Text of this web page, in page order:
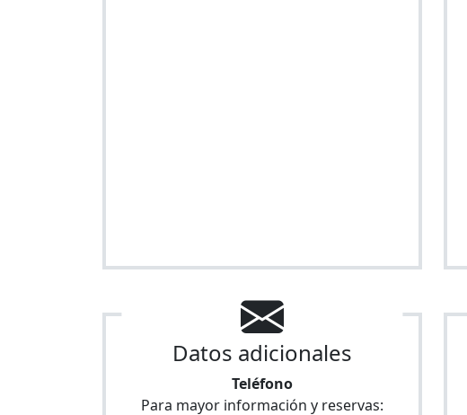
Datos adicionales
Teléfono
Para mayor información y reservas: